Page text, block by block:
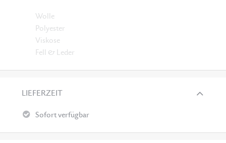
Wolle
Polyester
Viskose
Fell & Leder
LIEFERZEIT
Sofort verfügbar